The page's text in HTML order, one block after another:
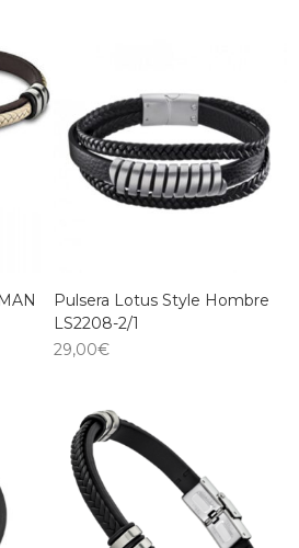
Pulsera Lotus Style Hombre
LS2208-2/1
29,00€